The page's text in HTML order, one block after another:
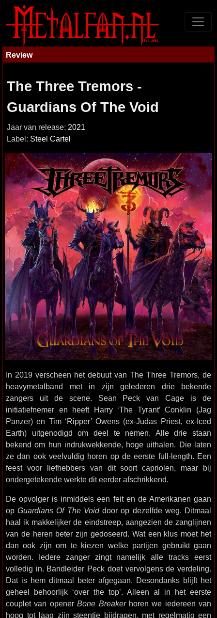
Review
The Three Tremors -
Guardians Of The Void
Jaar van release: 2021
Label: Steel Cartel
In 2019 verscheen het debuut van The Three Tremors, de
heavymetalband met in zijn gelederen drie bekende
zangers uit de scene. Sean Peck van Cage is de
initiatiefnemer en heeft Harry ‘The Tyrant’ Conklin (Jag
Panzer) en Tim ‘Ripper’ Owens (ex-Judas Priest, ex-Iced
Earth) uitgenodigd om deel te nemen. Alle drie staan
bekend om hun indrukwekkende, hoge uithalen. Die laten
ze dan ook veelvuldig horen op de eerste full-length. Een
feest voor liefhebbers van dit soort capriolen, maar bij
ondergetekende werkte dit eerder afschrikkend.
De opvolger is inmiddels een feit en de Amerikanen gaan
opGuardians Of The Voiddoor op dezelfde weg. Ditmaal
haal ik makkelijker de eindstreep, aangezien de zanglijnen
van de heren beter zijn gedoseerd. Wat een klus moet het
dan ook zijn om te kiezen welke partijen gebruikt gaan
worden. Iedere zanger zingt namelijk alle tracks eerst
volledig in. Bandleider Peck doet vervolgens de verdeling.
Dat is hem ditmaal beter afgegaan. Desondanks blijft het
geheel behoorlijk ‘over the top’. Alleen al in het eerste
couplet van openerBone Breakerhoren we iedereen van
hoog tot laag zijn steentje bijdragen, met regelmatig een